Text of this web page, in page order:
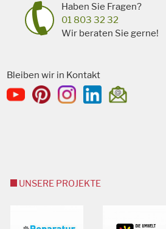
Haben Sie Fragen?
01 803 32 32
Wir beraten Sie gerne!
Bleiben wir in Kontakt
UNSERE PROJEKTE